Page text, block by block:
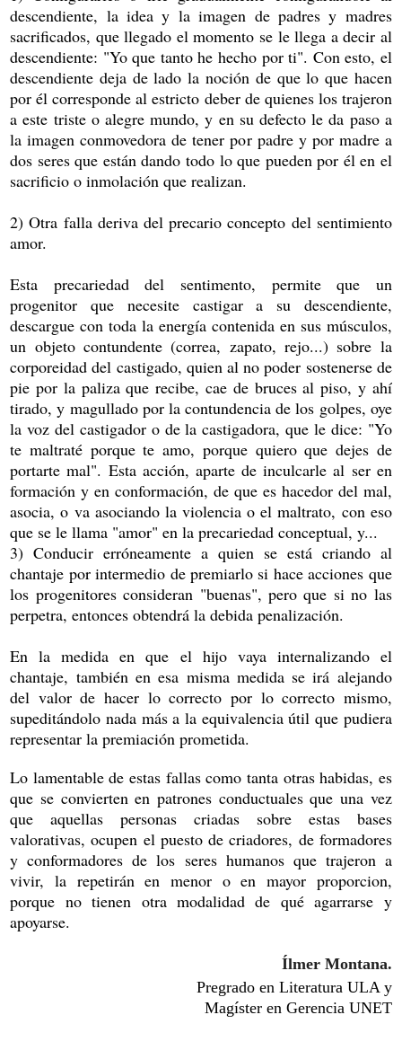
descendiente, la idea y la imagen de padres y madres
sacrificados, que llegado el momento se le llega a decir al
descendiente: "Yo que tanto he hecho por ti". Con esto, el
descendiente deja de lado la noción de que lo que hacen
por él corresponde al estricto deber de quienes los trajeron
a este triste o alegre mundo, y en su defecto le da paso a
la imagen conmovedora de tener por padre y por madre a
dos seres que están dando todo lo que pueden por él en el
sacrificio o inmolación que realizan.
2) Otra falla deriva del precario concepto del sentimiento
amor.
Esta precariedad del sentimento, permite que un
progenitor que necesite castigar a su descendiente,
descargue con toda la energía contenida en sus músculos,
un objeto contundente (correa, zapato, rejo...) sobre la
corporeidad del castigado, quien al no poder sostenerse de
pie por la paliza que recibe, cae de bruces al piso, y ahí
tirado, y magullado por la contundencia de los golpes, oye
la voz del castigador o de la castigadora, que le dice: "Yo
te maltraté porque te amo, porque quiero que dejes de
portarte mal". Esta acción, aparte de inculcarle al ser en
formación y en conformación, de que es hacedor del mal,
asocia, o va asociando la violencia o el maltrato, con eso
que se le llama "amor" en la precariedad conceptual, y...
3) Conducir erróneamente a quien se está criando al
chantaje por intermedio de premiarlo si hace acciones que
los progenitores consideran "buenas", pero que si no las
perpetra, entonces obtendrá la debida penalización.
En la medida en que el hijo vaya internalizando el
chantaje, también en esa misma medida se irá alejando
del valor de hacer lo correcto por lo correcto mismo,
supeditándolo nada más a la equivalencia útil que pudiera
representar la premiación prometida.
Lo lamentable de estas fallas como tanta otras habidas, es
que se convierten en patrones conductuales que una vez
que aquellas personas criadas sobre estas bases
valorativas, ocupen el puesto de criadores, de formadores
y conformadores de los seres humanos que trajeron a
vivir, la repetirán en menor o en mayor proporcion,
porque no tienen otra modalidad de qué agarrarse y
apoyarse.
Ílmer Montana.
Pregrado en Literatura ULA y
Magíster en Gerencia UNET